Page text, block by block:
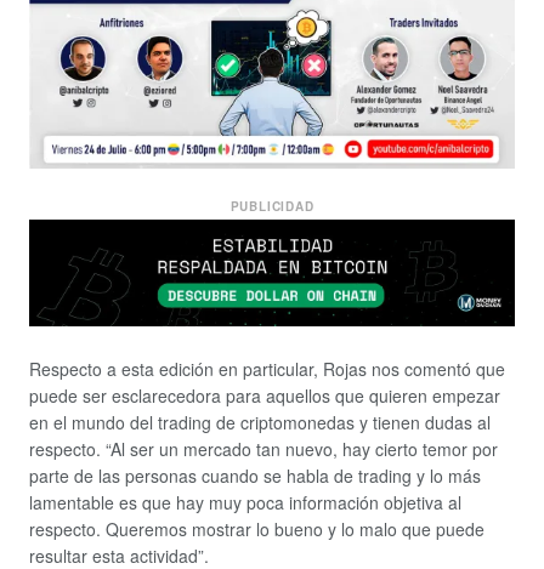
PUBLICIDAD
Respecto a esta edición en particular, Rojas nos comentó que
puede ser esclarecedora para aquellos que quieren empezar
en el mundo del trading de criptomonedas y tienen dudas al
respecto. “Al ser un mercado tan nuevo, hay cierto temor por
parte de las personas cuando se habla de trading y lo más
lamentable es que hay muy poca información objetiva al
respecto. Queremos mostrar lo bueno y lo malo que puede
resultar esta actividad”.